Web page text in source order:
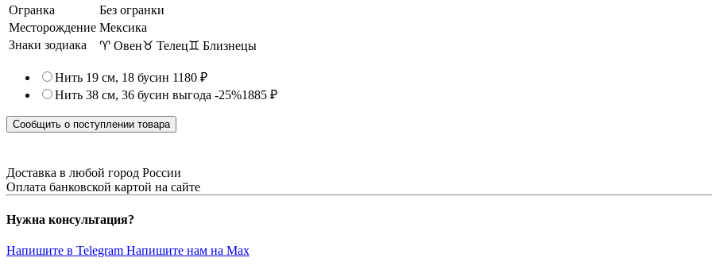
Огранка
Без огранки
Месторождение Мексика
Знаки зодиака
♈ Овен♉ Телец♊ Близнецы
Нить 19 см, 18 бусин 1180 ₽
Нить 38 см, 36 бусин выгода -25%1885 ₽
Сообщить о поступлении товара
Доставка в любой город России
Оплата банковской картой на сайте
Нужна консультация?
Напишите в Telegram Напишите нам на Max